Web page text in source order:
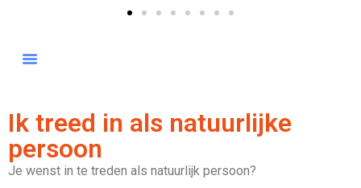
Ik treed in als natuurlijke
persoon
Je wenst in te treden als natuurlijk persoon?